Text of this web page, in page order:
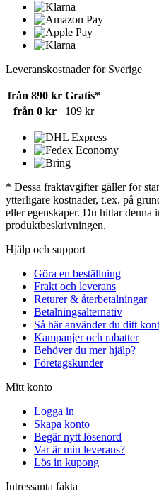
Leveranskostnader för Sverige
från 890 kr Gratis*
från 0 kr
109 kr
* Dessa fraktavgifter gäller för
ytterligare kostnader, t.ex. på
eller egenskaper. Du hittar denna
produktbeskrivningen.
Hjälp och support
Göra en beställning
Frakt och leverans
Returer & återbetalningar
Betalningsalternativ
Så här använder du ditt
Kampanjer och rabatter
Behöver du mer hjälp?
Företagskunder
Mitt konto
Logga in
Skapa konto
Begär nytt lösenord
Var är min leverans?
Lös in kupong
Intressanta fakta